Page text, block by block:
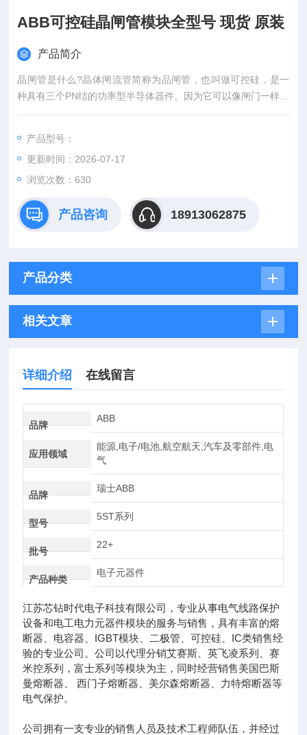
ABB可控硅晶闸管模块全型号 现货 原装
产品简介
晶闸管是什么?晶体闸流管简称为品闸管，也叫做可控硅，是一
种具有三个PN结的功率型半导体器件。因为它可以像闸门一样控
制电流，所以称之为“晶体闸流管"。晶体闸流管是常用的功率型
产品型号：
更新时间：2026-07-17
浏览次数：630
产品咨询 18913062875
产品分类
相关文章
详细介绍 在线留言
品牌
ABB
应用领域
能源,电子/电池,航空航天,汽车及零部件,电
气
品牌
瑞士ABB
型号
5ST系列
批号
22+
产品种类
电子元器件
江苏芯钻时代电子科技有限公司，专业从事电气线路保护
设备和电工电力元器件模块的服务与销售，具有丰富的熔
断器、电容器、IGBT模块、二极管、可控硅、IC类销售经
验的专业公司。公司以代理分销艾赛斯、英飞凌系列、赛
米控系列，富士系列等模块为主，同时经营销售美国巴斯
曼熔断器、 西门子熔断器、美尔森熔断器、力特熔断器等
电气保护。
公司拥有一支专业的销售人员及技术工程师队伍，并经过